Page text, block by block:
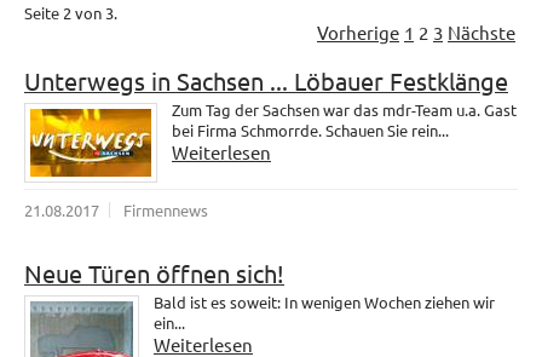
Seite 2 von 3.
Vorherige 1 2 3 Nächste
Unterwegs in Sachsen ... Löbauer Festklänge
Zum Tag der Sachsen war das mdr-Team u.a. Gast
bei Firma Schmorrde. Schauen Sie rein...
Weiterlesen
21.08.2017 Firmennews
Neue Türen öffnen sich!
Bald ist es soweit: In wenigen Wochen ziehen wir
ein...
Weiterlesen